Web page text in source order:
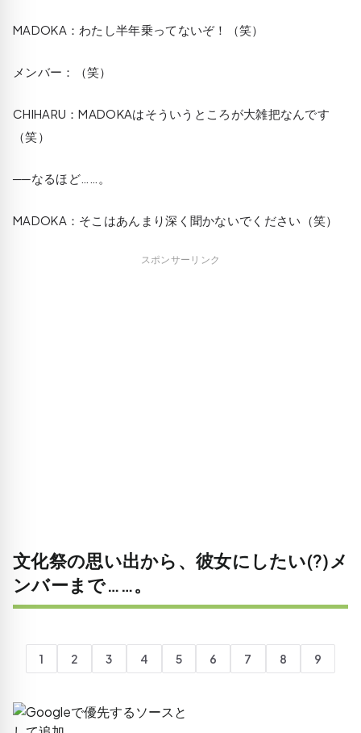
MADOKA ：わたし半年乗ってないぞ！（笑）
メンバー：（笑）
CHIHARU ：MADOKAはそういうところが大雑把なんです
（笑）
──なるほど……。
MADOKA ：そこはあんまり深く聞かないでください（笑）
スポンサーリンク
文化祭の思い出から、彼女にしたい(?)メ
ンバーまで……。
1 2 3 4 5 6 7 8 9